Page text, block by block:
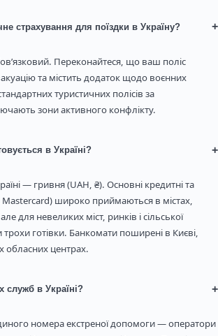
страхування для поїздки в Україну? +
Переконайтеся, що ваш поліс
та містить додаток щодо воєнних
туристичних полісів за
зони активного конфлікту.
в Україні? +
— гривня (UAH, ₴). Основні кредитні та
Mastercard) широко приймаються в містах,
для невеликих міст, ринків і сільської
трохи готівки. Банкомати поширені в Києві,
обласних центрах.
служб в Україні? +
номера екстреної допомоги — оператори